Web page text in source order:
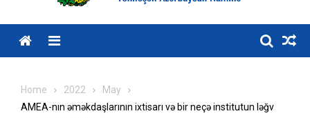
Home 2022
May
AMEA-nın əməkdaşlarının ixtisarı və bir neçə institutun ləğv